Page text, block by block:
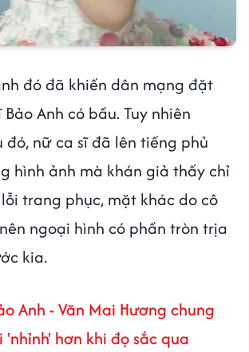
đó đã khiến dân mạng đặt
Anh có bầu. Tuy nhiên
đó, nữ ca sĩ đã lên tiếng phủ
hình ảnh mà khán giả thấy chỉ
trang phục, mặt khác do cô
ngoại hình có phần tròn trịa
kia.
Anh - Văn Mai Hương chung
'nhỉnh' hơn khi đọ sắc qua